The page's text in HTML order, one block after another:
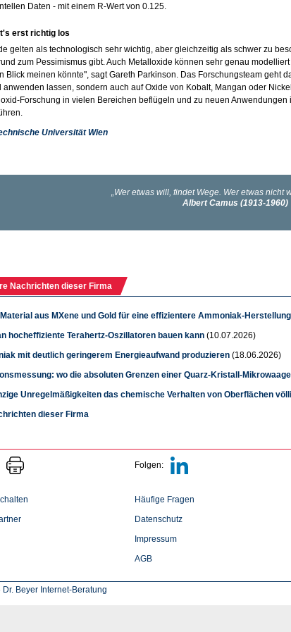
Daten - mit einem R-Wert von 0.125.
erst richtig los
gelten als technologisch sehr wichtig, aber gleichzeitig als schwer zu
zum Pessimismus gibt. Auch Metalloxide können sehr genau
Blick meinen könnte", sagt Gareth Parkinson. Das Forschungsteam geht
anwenden lassen, sondern auch auf Oxide von Kobalt, Mangan oder
Forschung in vielen Bereichen beflügeln und zu neuen
Universität Wien
Nachrichten dieser Firma
aus MXene und Gold für eine effizientere Ammoniak-Herstellung
hocheffiziente Terahertz-Oszillatoren bauen kann (10.07.2026)
mit deutlich geringerem Energieaufwand produzieren (18.06.2026)
wo die absoluten Grenzen einer Quarz-Kristall-
Unregelmäßigkeiten das chemische Verhalten von Oberflächen
dieser Firma
Folgen:
Häufige Fragen
Datenschutz
Impressum
AGB
Beyer Internet-Beratung